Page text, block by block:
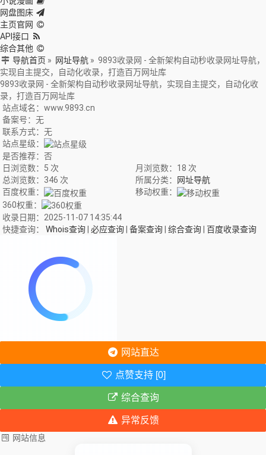
网盘图床
主页官网
API接口
综合其他
导航首页 » 网址导航 » 9893收录网 - 全新架构自动秒收录网址导航，
实现自主提交，自动化收录，打造百万网址库
9893收录网 - 全新架构自动秒收录网址导航，实现自主提交，自动化收
录，打造百万网址库
站点域名：www.9893.cn
备案号：无
联系方式：无
站点星级：
是否推荐：否
日浏览数：5 次
月浏览数：18 次
总浏览数：346 次
所属分类：
网址导航
百度权重：
移动权重：
360权重：
收录日期：2025-11-07 14:35:44
快捷查询： Whois查询 必应查询 备案查询 综合查询 百度收录查询
网站直达
点赞支持 [0]
综合查询
异常反馈
网站信息